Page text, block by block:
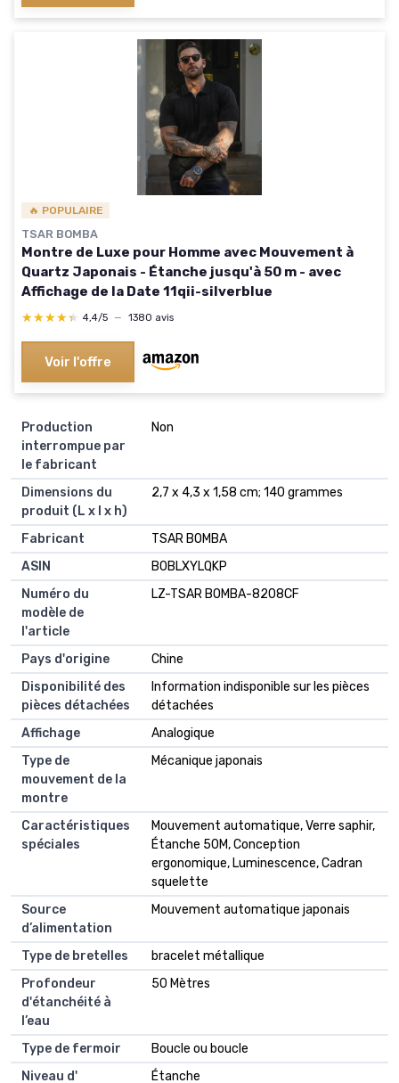
🔥 POPULAIRE
TSAR BOMBA
Montre de Luxe pour Homme avec Mouvement à
Quartz Japonais - Étanche jusqu'à 50 m - avec
Affichage de la Date 11qii-silverblue
★★★★★
★★★★★ 4,4/5 — 1380 avis
Voir l'offre
Production
interrompue par
le fabricant
Non
Dimensions du
produit (L x l x h)
2,7 x 4,3 x 1,58 cm; 140 grammes
Fabricant
TSAR BOMBA
ASIN
B0BLXYLQKP
Numéro du
modèle de
l'article
LZ-TSAR BOMBA-8208CF
Pays d'origine
Chine
Disponibilité des
pièces détachées
Information indisponible sur les pièces
détachées
Affichage
Analogique
Type de
mouvement de la
montre
Mécanique japonais
Caractéristiques
spéciales
Mouvement automatique, Verre saphir,
Étanche 50M, Conception
ergonomique, Luminescence, Cadran
squelette
Source
d’alimentation
Mouvement automatique japonais
Type de bretelles
bracelet métallique
Profondeur
d'étanchéité à
l’eau
50 Mètres
Type de fermoir
Boucle ou boucle
Niveau d'
Étanche